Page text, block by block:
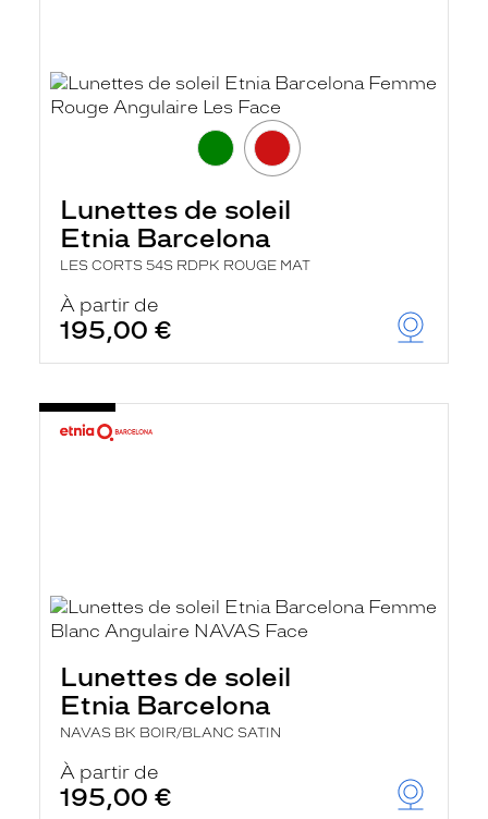
Lunettes de soleil
Etnia Barcelona
LES CORTS 54S RDPK ROUGE MAT
À partir de
195,00 €
Lunettes de soleil
Etnia Barcelona
NAVAS BK BOIR/BLANC SATIN
À partir de
195,00 €